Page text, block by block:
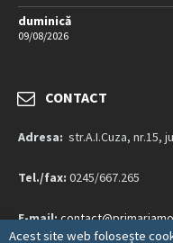
duminică
09/08/2026
CONTACT
Adresa: str.A.I.Cuza, nr.15,
Tel./fax: 0245/667.265
E-mail:
Acest site web folosește